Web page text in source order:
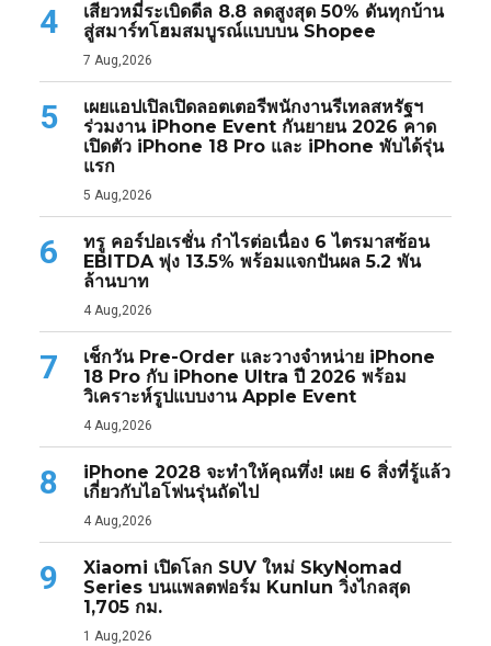
4
เสียวหมี่ระเบิดดีล 8.8 ลดสูงสุด 50% ดันทุกบ้าน
สู่สมาร์ทโฮมสมบูรณ์แบบบน Shopee
7 Aug,2026
5
เผยแอปเปิลเปิดลอตเตอรีพนักงานรีเทลสหรัฐฯ
ร่วมงาน iPhone Event กันยายน 2026 คาด
เปิดตัว iPhone 18 Pro และ iPhone พับได้รุ่น
แรก
5 Aug,2026
6
ทรู คอร์ปอเรชั่น กำไรต่อเนื่อง 6 ไตรมาสซ้อน
EBITDA พุ่ง 13.5% พร้อมแจกปันผล 5.2 พัน
ล้านบาท
4 Aug,2026
7
เช็กวัน Pre-Order และวางจำหน่าย iPhone
18 Pro กับ iPhone Ultra ปี 2026 พร้อม
วิเคราะห์รูปแบบงาน Apple Event
4 Aug,2026
8
iPhone 2028 จะทำให้คุณทึ่ง! เผย 6 สิ่งที่รู้แล้ว
เกี่ยวกับไอโฟนรุ่นถัดไป
4 Aug,2026
9
Xiaomi เปิดโลก SUV ใหม่ SkyNomad
Series บนแพลตฟอร์ม Kunlun วิ่งไกลสุด
1,705 กม.
1 Aug,2026